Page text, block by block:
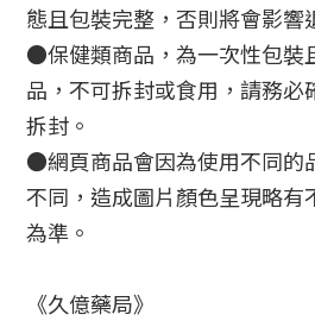
態且包裝完整，否則將會影響
●保健類商品，為一次性包裝
品，不可拆封或食用，請務必
拆封。
●網頁商品會因為使用不同的
不同，造成圖片顏色呈現略有
為準。
《久億藥局》